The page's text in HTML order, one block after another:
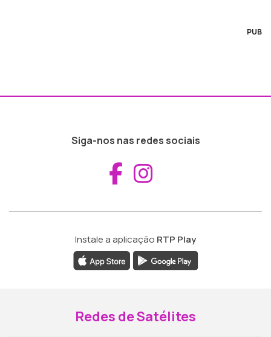
PUB
Siga-nos nas redes sociais
Aceder ao
Instale a aplicação RTP Play
Redes de Satélites